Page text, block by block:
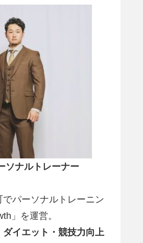
ソナルトレーナー
パーソナルトレーニン
」を運営。
イエット・競技力向上